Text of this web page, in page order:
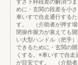
すさ下枠段差の解消つ
めに・玄関の段差を小
車いすで自走通行する
す。 （介助者が押す場
閉操作握力が衰えても
い大型ハンドル（把手
できるために・玄関の
くする。※車いすで自
が目安です。 （介助